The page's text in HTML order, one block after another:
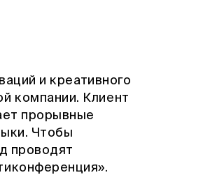
и креативного
компании. Клиент
прорывные
Чтобы
проводят